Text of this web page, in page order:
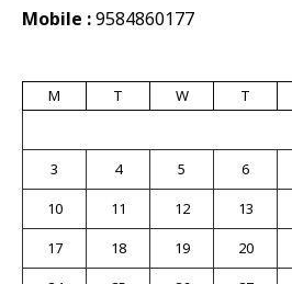
Mobile :9584860177
M
T W T
3
4 5 6
10
11 12 13
17
18 19 20